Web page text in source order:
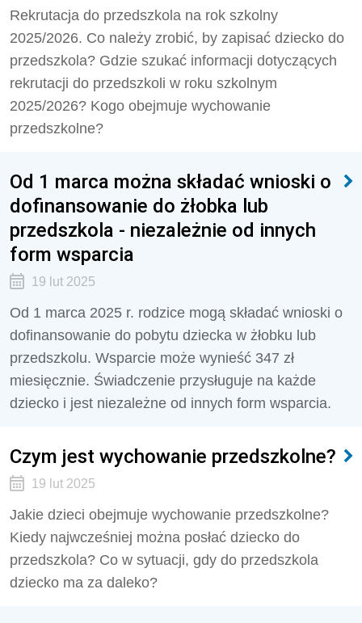
Rekrutacja do przedszkola na rok szkolny
2025/2026. Co należy zrobić, by zapisać dziecko do
przedszkola? Gdzie szukać informacji dotyczących
rekrutacji do przedszkoli w roku szkolnym
2025/2026? Kogo obejmuje wychowanie
przedszkolne?
Od 1 marca można składać wnioski o
dofinansowanie do żłobka lub
przedszkola - niezależnie od innych
form wsparcia
19 lut 2025
Od 1 marca 2025 r. rodzice mogą składać wnioski o
dofinansowanie do pobytu dziecka w żłobku lub
przedszkolu. Wsparcie może wynieść 347 zł
miesięcznie. Świadczenie przysługuje na każde
dziecko i jest niezależne od innych form wsparcia.
Czym jest wychowanie przedszkolne?
19 lut 2025
Jakie dzieci obejmuje wychowanie przedszkolne?
Kiedy najwcześniej można posłać dziecko do
przedszkola? Co w sytuacji, gdy do przedszkola
dziecko ma za daleko?